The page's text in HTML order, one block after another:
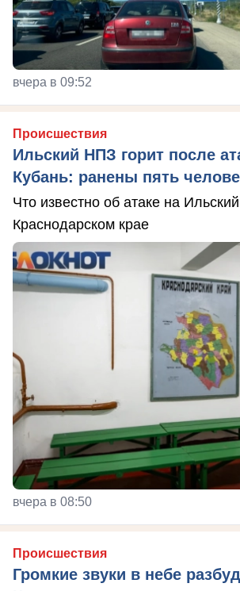
вчера в 09:52
Происшествия
Ильский НПЗ горит после
Кубань: ранены пять
Что известно об атаке на
Краснодарском крае
вчера в 08:50
Происшествия
Громкие звуки в небе